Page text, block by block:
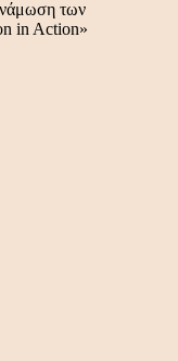
των
in Action»